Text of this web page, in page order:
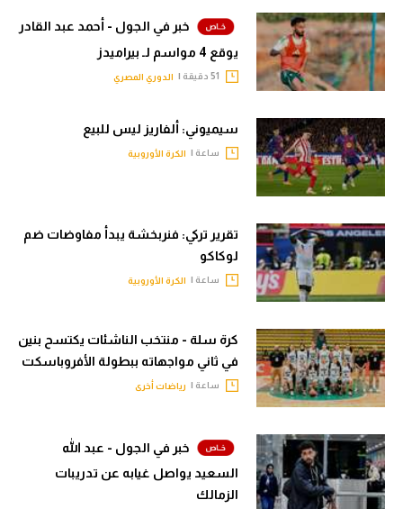
خبر في الجول - أحمد عبد القادر
يوقع 4 مواسم لـ بيراميدز
الدوري المصري
سيميوني: ألفاريز ليس للبيع
ساعة | الكرة الأوروبية
تقرير تركي: فنربخشة يبدأ مفاوضات ضم
لوكاكو
ساعة | الكرة الأوروبية
كرة سلة - منتخب الناشئات يكتسح بنين
في ثاني مواجهاته ببطولة الأفروباسكت
ساعة | رياضات أخرى
خبر في الجول - عبد الله
السعيد يواصل غيابه عن تدريبات
الزمالك